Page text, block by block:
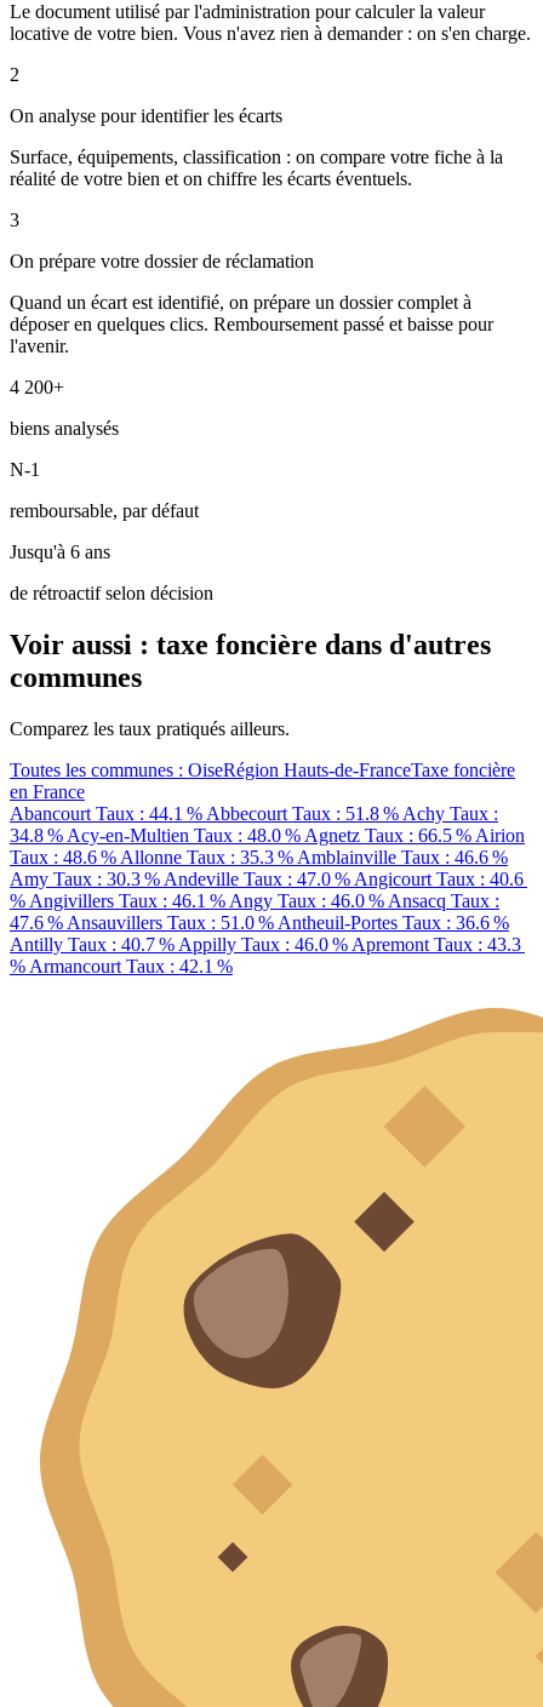
Le document utilisé par l'administration pour calculer la valeur
locative de votre bien. Vous n'avez rien à demander : on s'en charge.
2
On analyse pour identifier les écarts
Surface, équipements, classification : on compare votre fiche à la
réalité de votre bien et on chiffre les écarts éventuels.
3
On prépare votre dossier de réclamation
Quand un écart est identifié, on prépare un dossier complet à
déposer en quelques clics. Remboursement passé et baisse pour
l'avenir.
4 200+
biens analysés
N-1
remboursable, par défaut
Jusqu'à 6 ans
de rétroactif selon décision
Voir aussi : taxe foncière dans d'autres
communes
Comparez les taux pratiqués ailleurs.
Toutes les communes : OiseRégion Hauts-de-FranceTaxe foncière
en France
Abancourt Taux : 44.1 % Abbecourt Taux : 51.8 % Achy Taux :
34.8 % Acy-en-Multien Taux : 48.0 % Agnetz Taux : 66.5 % Airion
Taux : 48.6 % Allonne Taux : 35.3 % Amblainville Taux : 46.6 %
Amy Taux : 30.3 % Andeville Taux : 47.0 % Angicourt Taux : 40.6
% Angivillers Taux : 46.1 % Angy Taux : 46.0 % Ansacq Taux :
47.6 % Ansauvillers Taux : 51.0 % Antheuil-Portes Taux : 36.6 %
Antilly Taux : 40.7 % Appilly Taux : 46.0 % Apremont Taux : 43.3
% Armancourt Taux : 42.1 %